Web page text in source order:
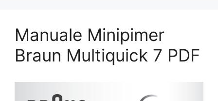
Manuale Minipimer
Braun Multiquick 7 PDF